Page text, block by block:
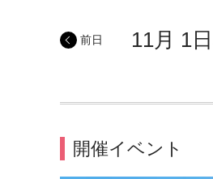
11月 1日
前日
開催イベント